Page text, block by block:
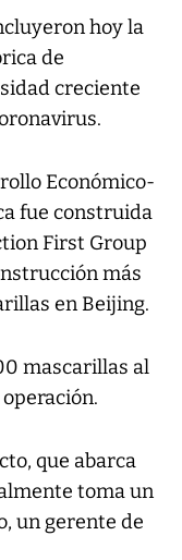
hoy la
de
creciente
Económico-
fue construida
First Group
más
en Beijing.
mascarillas al
que abarca
toma un
un gerente de